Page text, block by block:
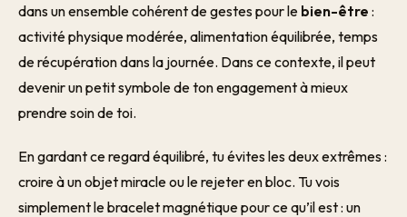
dans un ensemble cohérent de gestes pour le bien-être :
activité physique modérée, alimentation équilibrée, temps
de récupération dans la journée. Dans ce contexte, il peut
devenir un petit symbole de ton engagement à mieux
prendre soin de toi.
En gardant ce regard équilibré, tu évites les deux extrêmes :
croire à un objet miracle ou le rejeter en bloc. Tu vois
simplement le bracelet magnétique pour ce qu’il est : un